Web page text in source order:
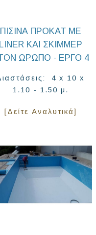
ΠΙΣΊΝΑ ΠΡΟΚΆΤ ΜΕ
LINER ΚΑΙ ΣΚΊΜΜΕΡ
ΩΡΩΠΌ - ΈΡΓΟ 4
4 x 10 x
1.10 - 1.50 μ.
[Δείτε Αναλυτικά]